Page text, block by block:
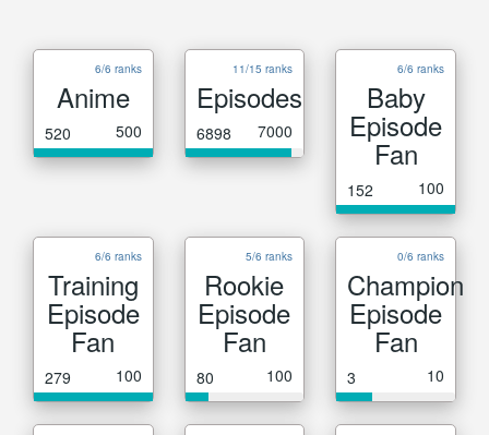
6/6 ranks
Anime
520 500
11/15 ranks
Episodes
6898 7000
6/6 ranks
Baby
Episode
Fan
152 100
6/6 ranks
Training
Episode
Fan
279 100
5/6 ranks
Rookie
Episode
Fan
80 100
0/6 ranks
Champion
Episode
Fan
3 10